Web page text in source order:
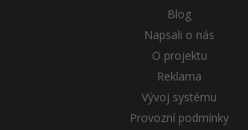
Blog
Napsali o nás
O projektu
Reklama
Vývoj systému
Provozní podmínky